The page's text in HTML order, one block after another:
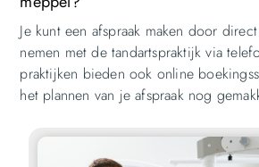
Je kunt een afspraak maken door
nemen met de tandartspraktijk via
praktijken bieden ook online
het plannen van je afspraak nog